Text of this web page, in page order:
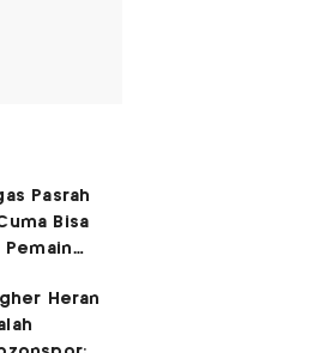
Pasrah
Bisa
Pemain
Heran